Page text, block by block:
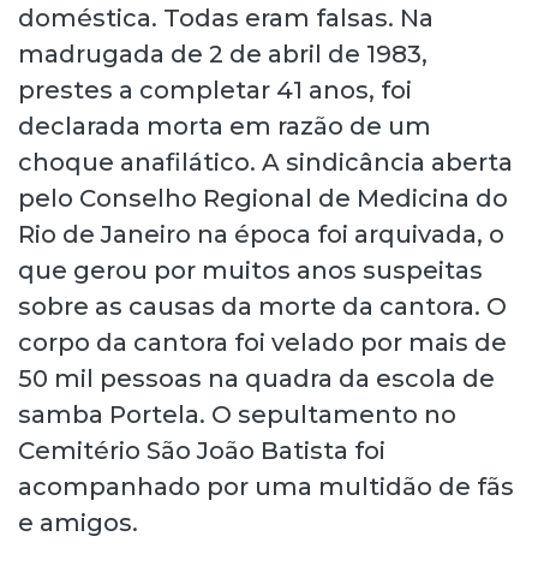
doméstica. Todas eram falsas. Na
madrugada de 2 de abril de 1983,
prestes a completar 41 anos, foi
declarada morta em razão de um
choque anafilático. A sindicância aberta
pelo Conselho Regional de Medicina do
Rio de Janeiro na época foi arquivada, o
que gerou por muitos anos suspeitas
sobre as causas da morte da cantora. O
corpo da cantora foi velado por mais de
50 mil pessoas na quadra da escola de
samba Portela. O sepultamento no
Cemitério São João Batista foi
acompanhado por uma multidão de fãs
e amigos.